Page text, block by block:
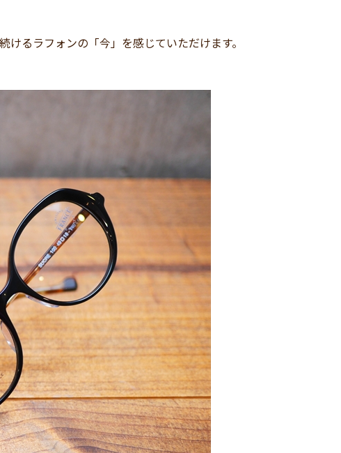
るラフォンの「今」を感じていただけます。